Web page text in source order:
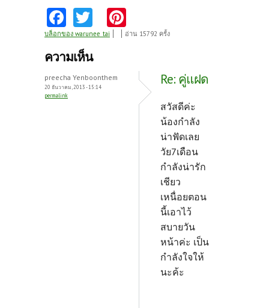
Fa
ce
b
o
o
w
itt
er
nt
es
บล็อกของ warunee_tai อ่าน 15792 ครั้ง
ความเห็น
preecha Yenboonthem
20 ธันวาคม, 2013 - 15:14
permalink
Re: คู่แฝด
สวัสดีค่ะ
น้องกำลัง
น่าฟัดเลย
วัย7เดือน
กำลังน่ารัก
เชียว
เหนื่อยตอน
นี้เอาไว้
สบายวัน
หน้าค่ะ เป็น
กำลังใจให้
นะค้ะ